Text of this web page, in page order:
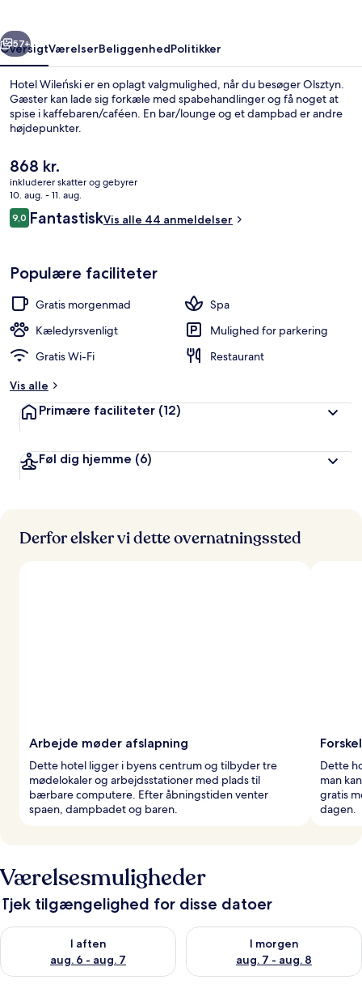
Restaurant
Næste
57+
OversigtVærelserBeliggenhedPolitikker
Hotel Wileński er en oplagt valgmulighed, når du besøger Olsztyn.
Gæster kan lade sig forkæle med spabehandlinger og få noget at
spise i kaffebaren/caféen. En bar/lounge og et dampbad er andre
højdepunkter.
Den
nuværende
pris
er
868 kr.
868 kr.
inkluderer skatter og gebyrer
10. aug. - 11. aug.
Anmeldelser
9,09,0 ud af 10.
FantastiskVis alle 44 anmeldelser
Populære faciliteter
Gratis morgenmad
Spa
Kæledyrsvenligt
Mulighed for parkering
Gratis Wi-Fi
Restaurant
Vis alle
Primære faciliteter (12)
Føl dig hjemme (6)
Derfor elsker vi dette overnatningssted
Arbejde møder afslapning
Dette hotel ligger i byens centrum og tilbyder tre
mødelokaler og arbejdsstationer med plads til
bærbare computere. Efter åbningstiden venter
spaen, dampbadet og baren.
Dette
man
gratis
dagen.
Værelsesmuligheder
Tjek tilgængelighed for disse datoer
I aften
aug. 6 - aug. 7
Tjek tilgængelighed for i aften aug. 6 - aug. 7
I morgen
aug. 7 - aug. 8
Tjek tilgængelighed for i